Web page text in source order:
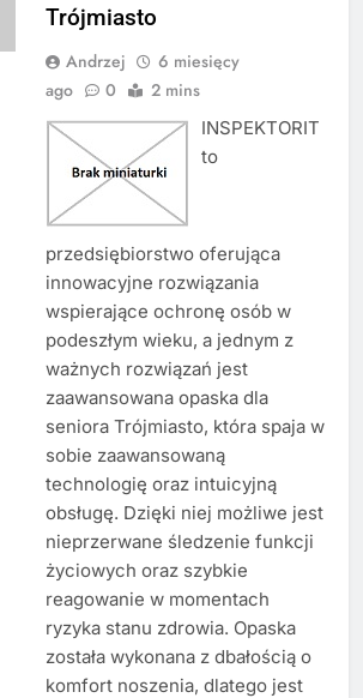
Trójmiasto
Andrzej
6 miesięcy
ago
0 2 mins
INSPEKTORIT
to
przedsiębiorstwo oferująca
innowacyjne rozwiązania
wspierające ochronę osób w
podeszłym wieku, a jednym z
ważnych rozwiązań jest
zaawansowana opaska dla
seniora Trójmiasto, która spaja w
sobie zaawansowaną
technologię oraz intuicyjną
obsługę. Dzięki niej możliwe jest
nieprzerwane śledzenie funkcji
życiowych oraz szybkie
reagowanie w momentach
ryzyka stanu zdrowia. Opaska
została wykonana z dbałością o
komfort noszenia, dlatego jest